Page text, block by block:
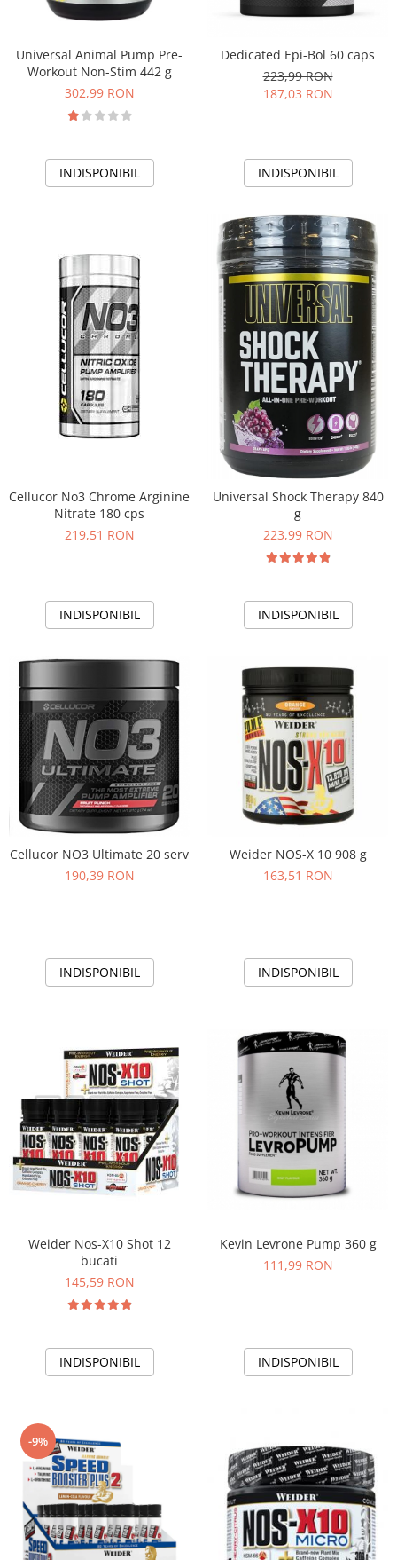
Universal Animal Pump Pre-
Workout Non-Stim 442 g
302,99 RON
INDISPONIBIL
Dedicated Epi-Bol 60 caps
223,99 RON
187,03 RON
INDISPONIBIL
Cellucor No3 Chrome Arginine
Nitrate 180 cps
219,51 RON
INDISPONIBIL
Universal Shock Therapy 840
g
223,99 RON
INDISPONIBIL
Cellucor NO3 Ultimate 20 serv
190,39 RON
INDISPONIBIL
Weider NOS-X 10 908 g
163,51 RON
INDISPONIBIL
Weider Nos-X10 Shot 12
bucati
145,59 RON
INDISPONIBIL
Kevin Levrone Pump 360 g
111,99 RON
INDISPONIBIL
-9%